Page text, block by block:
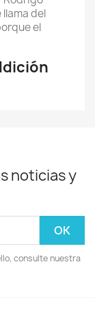
del
el
noticias y
consulte nuestra